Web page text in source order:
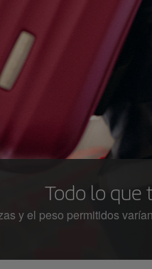
Todo lo que
y el peso permitidos